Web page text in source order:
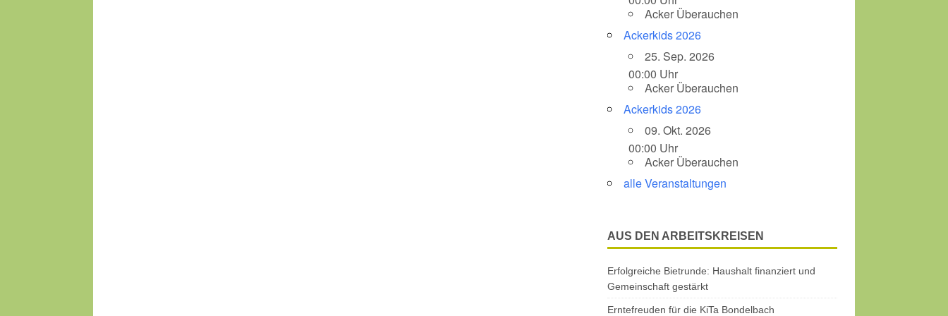
Acker Überauchen
Ackerkids 2026
25. Sep. 2026
00:00 Uhr
Acker Überauchen
Ackerkids 2026
09. Okt. 2026
00:00 Uhr
Acker Überauchen
alle Veranstaltungen
AUS DEN ARBEITSKREISEN
Erfolgreiche Bietrunde: Haushalt finanziert und
Gemeinschaft gestärkt
Erntefreuden für die KiTa Bondelbach